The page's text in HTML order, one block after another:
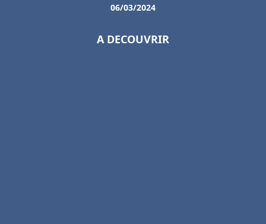
06/03/2024
A DECOUVRIR